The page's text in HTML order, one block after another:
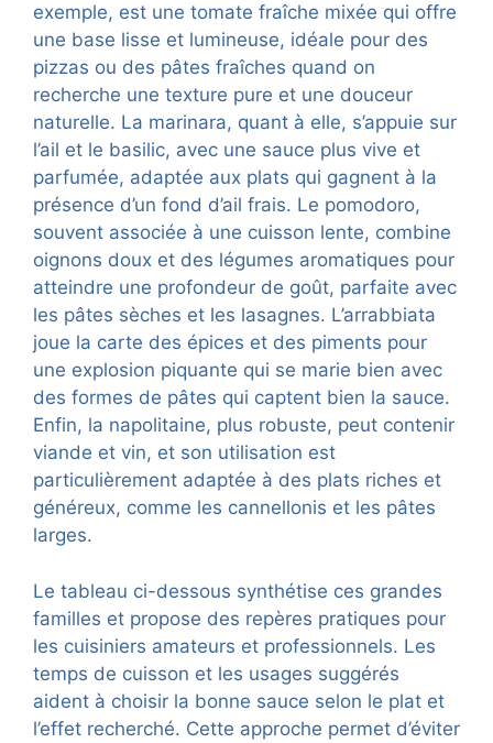
exemple, est une tomate fraîche mixée qui offre
une base lisse et lumineuse, idéale pour des
pizzas ou des pâtes fraîches quand on
recherche une texture pure et une douceur
naturelle. La marinara, quant à elle, s’appuie sur
l’ail et le basilic, avec une sauce plus vive et
parfumée, adaptée aux plats qui gagnent à la
présence d’un fond d’ail frais. Le pomodoro,
souvent associée à une cuisson lente, combine
oignons doux et des légumes aromatiques pour
atteindre une profondeur de goût, parfaite avec
les pâtes sèches et les lasagnes. L’arrabbiata
joue la carte des épices et des piments pour
une explosion piquante qui se marie bien avec
des formes de pâtes qui captent bien la sauce.
Enfin, la napolitaine, plus robuste, peut contenir
viande et vin, et son utilisation est
particulièrement adaptée à des plats riches et
généreux, comme les cannellonis et les pâtes
larges.
Le tableau ci-dessous synthétise ces grandes
familles et propose des repères pratiques pour
les cuisiniers amateurs et professionnels. Les
temps de cuisson et les usages suggérés
aident à choisir la bonne sauce selon le plat et
l’effet recherché. Cette approche permet d’éviter